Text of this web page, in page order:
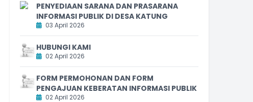
PENYEDIAAN SARANA DAN PRASARANA
INFORMASI PUBLIK DI DESA KATUNG
03 April 2026
HUBUNGI KAMI
02 April 2026
FORM PERMOHONAN DAN FORM
PENGAJUAN KEBERATAN INFORMASI PUBLIK
02 April 2026